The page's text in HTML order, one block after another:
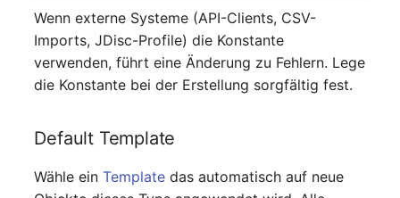
Zugewiesene Objekte
(Organisation)
Zugewiesene Objekte
Zugewiesene Objekte
Wenn externe Systeme (API-Clients, CSV-
Imports, JDisc-Profile) die Konstante
verwenden, führt eine Änderung zu Fehlern. Lege
die Konstante bei der Erstellung sorgfältig fest.
Default Template
Wähle einTemplate das automatisch auf neue